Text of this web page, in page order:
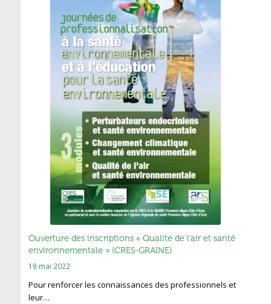
Ouverture des inscriptions « Qualité de l’air et santé
environnementale » (CRES-GRAINE)
19 mai 2022
Pour renforcer les connaissances des professionnels et
leur…